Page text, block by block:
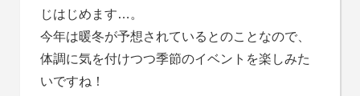
じはじめます…。
今年は暖冬が予想されているとのことなので、
体調に気を付けつつ季節のイベントを楽しみた
いですね！